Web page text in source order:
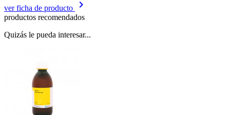
ver ficha de producto
keyboard_arrow_right
productos recomendados
Quizás le pueda interesar...